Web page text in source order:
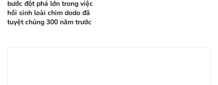
bước đột phá lớn trong việc
hồi sinh loài chim dodo đã
tuyệt chủng 300 năm trước